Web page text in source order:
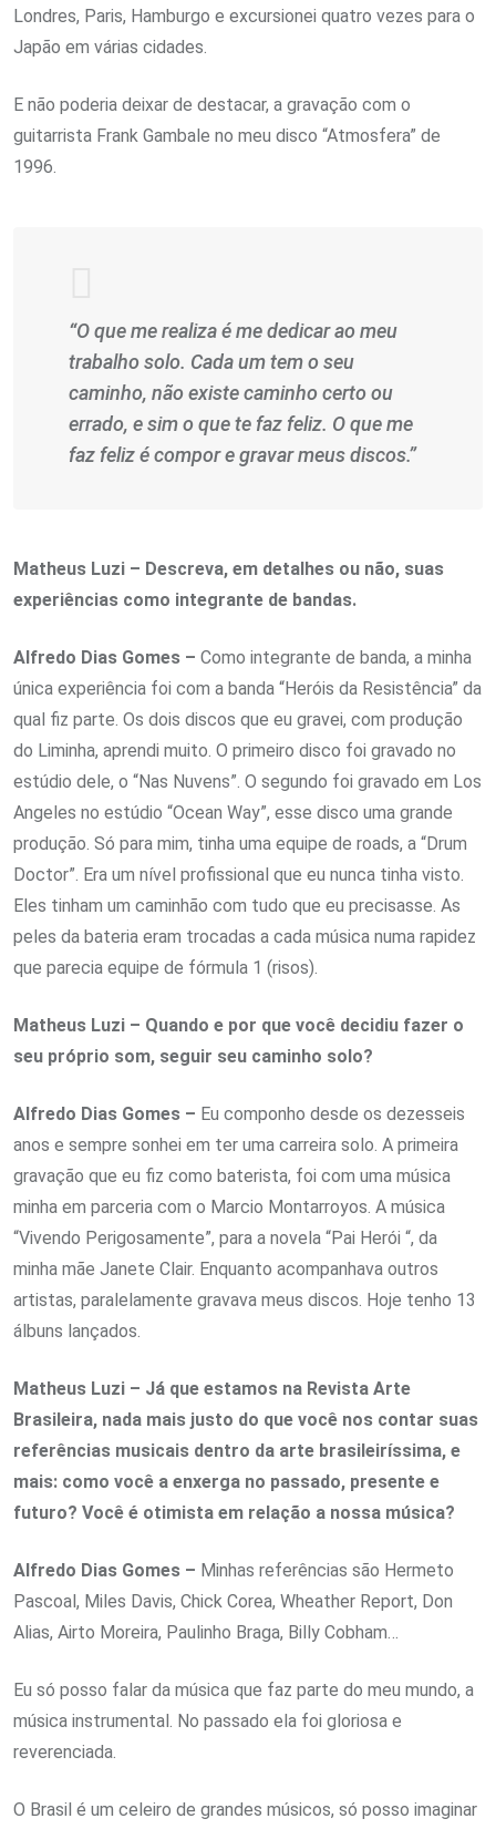
Londres, Paris, Hamburgo e excursionei quatro vezes para o
Japão em várias cidades.
E não poderia deixar de destacar, a gravação com o
guitarrista Frank Gambale no meu disco “Atmosfera” de
1996.
“O que me realiza é me dedicar ao meu
trabalho solo. Cada um tem o seu
caminho, não existe caminho certo ou
errado, e sim o que te faz feliz. O que me
faz feliz é compor e gravar meus discos.”
Matheus Luzi – Descreva, em detalhes ou não, suas
experiências como integrante de bandas.
Alfredo Dias Gomes – Como integrante de banda, a minha
única experiência foi com a banda “Heróis da Resistência” da
qual fiz parte. Os dois discos que eu gravei, com produção
do Liminha, aprendi muito. O primeiro disco foi gravado no
estúdio dele, o “Nas Nuvens”. O segundo foi gravado em Los
Angeles no estúdio “Ocean Way”, esse disco uma grande
produção. Só para mim, tinha uma equipe de roads, a “Drum
Doctor”. Era um nível profissional que eu nunca tinha visto.
Eles tinham um caminhão com tudo que eu precisasse. As
peles da bateria eram trocadas a cada música numa rapidez
que parecia equipe de fórmula 1 (risos).
Matheus Luzi – Quando e por que você decidiu fazer o
seu próprio som, seguir seu caminho solo?
Alfredo Dias Gomes – Eu componho desde os dezesseis
anos e sempre sonhei em ter uma carreira solo. A primeira
gravação que eu fiz como baterista, foi com uma música
minha em parceria com o Marcio Montarroyos. A música
“Vivendo Perigosamente”, para a novela “Pai Herói “, da
minha mãe Janete Clair. Enquanto acompanhava outros
artistas, paralelamente gravava meus discos. Hoje tenho 13
álbuns lançados.
Matheus Luzi – Já que estamos na Revista Arte
Brasileira, nada mais justo do que você nos contar suas
referências musicais dentro da arte brasileiríssima, e
mais: como você a enxerga no passado, presente e
futuro? Você é otimista em relação a nossa música?
Alfredo Dias Gomes – Minhas referências são Hermeto
Pascoal, Miles Davis, Chick Corea, Wheather Report, Don
Alias, Airto Moreira, Paulinho Braga, Billy Cobham…
Eu só posso falar da música que faz parte do meu mundo, a
música instrumental. No passado ela foi gloriosa e
reverenciada.
O Brasil é um celeiro de grandes músicos, só posso imaginar